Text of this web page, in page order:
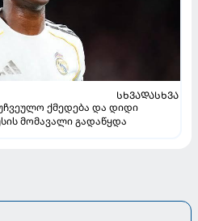
ᲡᲮᲕᲐᲓᲐᲡᲮᲕᲐ
ქმედება და დიდი
მომავალი გადაწყდა